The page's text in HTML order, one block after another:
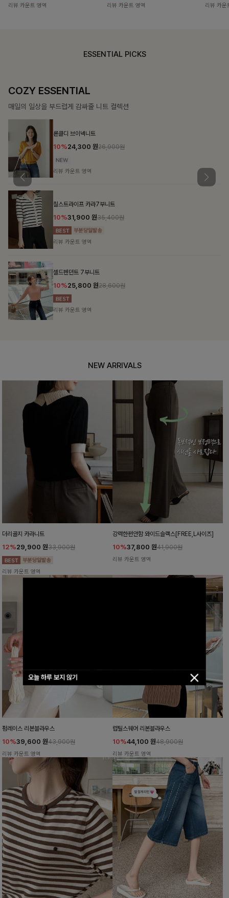
오늘 하루 보지 않기
리뷰 카운트 영역 리뷰 카운트 영역 리뷰 카운
ESSENTIAL PICKS
COZY ESSENTIAL
매일의 일상을 부드럽게 감싸줄 니트 컬렉션
론클디 브이넥니트
10%24,300 원26,900원
리뷰 카운트 영역
칠스트라이프 카라7부니트
10%31,900 원35,400원
리뷰 카운트 영역
셀드펜던트 7부니트
10%25,800 원28,600원
리뷰 카운트 영역
NEW ARRIVALS
더리골지 카라니트
12%29,900 원33,900원
리뷰 카운트 영역
강력한편안함 와이드슬랙스[FREE,L사이즈]
10%37,800 원41,900원
리뷰 카운트 영역
펌레이스 리본블라우스
10%39,600 원43,900원
리뷰 카운트 영역
럽틸스퀘어 리본블라우스
10%44,100 원48,900원
리뷰 카운트 영역